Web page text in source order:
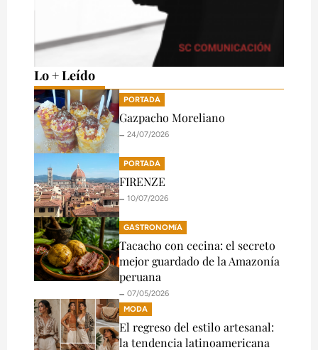
Lo + Leído
PORTADA
Gazpacho Moreliano
🗕️ 24/07/2026
PORTADA
FIRENZE
🗕️ 10/07/2026
GASTRONOMíA
Tacacho con cecina: el secreto
mejor guardado de la Amazonía
peruana
🗕️ 07/05/2026
MODA
El regreso del estilo artesanal:
la tendencia latinoamericana